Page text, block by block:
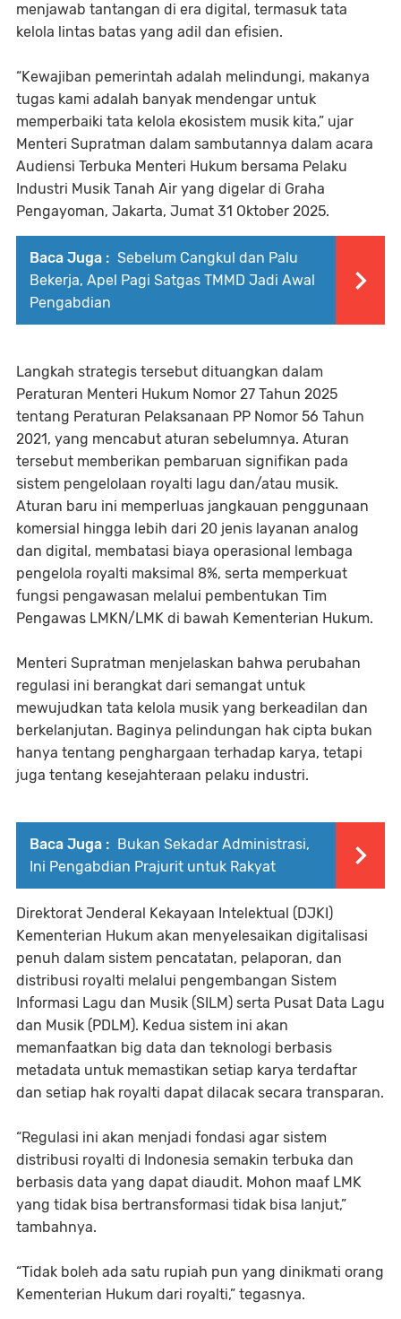
menjawab tantangan di era digital, termasuk tata
kelola lintas batas yang adil dan efisien.
“Kewajiban pemerintah adalah melindungi, makanya
tugas kami adalah banyak mendengar untuk
memperbaiki tata kelola ekosistem musik kita,” ujar
Menteri Supratman dalam sambutannya dalam acara
Audiensi Terbuka Menteri Hukum bersama Pelaku
Industri Musik Tanah Air yang digelar di Graha
Pengayoman, Jakarta, Jumat 31 Oktober 2025.
Baca Juga : Sebelum Cangkul dan Palu
Bekerja, Apel Pagi Satgas TMMD Jadi Awal
Pengabdian
Langkah strategis tersebut dituangkan dalam
Peraturan Menteri Hukum Nomor 27 Tahun 2025
tentang Peraturan Pelaksanaan PP Nomor 56 Tahun
2021, yang mencabut aturan sebelumnya. Aturan
tersebut memberikan pembaruan signifikan pada
sistem pengelolaan royalti lagu dan/atau musik.
Aturan baru ini memperluas jangkauan penggunaan
komersial hingga lebih dari 20 jenis layanan analog
dan digital, membatasi biaya operasional lembaga
pengelola royalti maksimal 8%, serta memperkuat
fungsi pengawasan melalui pembentukan Tim
Pengawas LMKN/LMK di bawah Kementerian Hukum.
Menteri Supratman menjelaskan bahwa perubahan
regulasi ini berangkat dari semangat untuk
mewujudkan tata kelola musik yang berkeadilan dan
berkelanjutan. Baginya pelindungan hak cipta bukan
hanya tentang penghargaan terhadap karya, tetapi
juga tentang kesejahteraan pelaku industri.
Baca Juga :
Bukan Sekadar Administrasi,
Ini Pengabdian Prajurit untuk Rakyat
Direktorat Jenderal Kekayaan Intelektual (DJKI)
Kementerian Hukum akan menyelesaikan digitalisasi
penuh dalam sistem pencatatan, pelaporan, dan
distribusi royalti melalui pengembangan Sistem
Informasi Lagu dan Musik (SILM) serta Pusat Data Lagu
dan Musik (PDLM). Kedua sistem ini akan
memanfaatkan big data dan teknologi berbasis
metadata untuk memastikan setiap karya terdaftar
dan setiap hak royalti dapat dilacak secara transparan.
“Regulasi ini akan menjadi fondasi agar sistem
distribusi royalti di Indonesia semakin terbuka dan
berbasis data yang dapat diaudit. Mohon maaf LMK
yang tidak bisa bertransformasi tidak bisa lanjut,”
tambahnya.
“Tidak boleh ada satu rupiah pun yang dinikmati orang
Kementerian Hukum dari royalti,” tegasnya.